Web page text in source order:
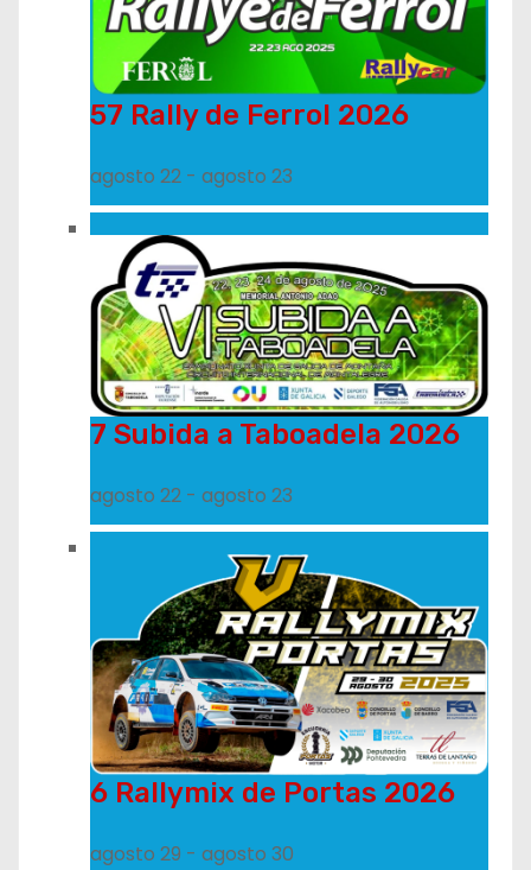
57 Rally de Ferrol 2026
agosto 22 - agosto 23
7 Subida a Taboadela 2026
agosto 22 - agosto 23
6 Rallymix de Portas 2026
agosto 29 - agosto 30